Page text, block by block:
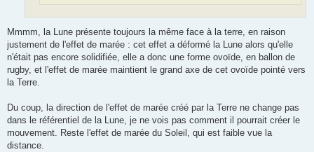
Mmmm, la Lune présente toujours la même face à la terre, en raison
justement de l'effet de marée : cet effet a déformé la Lune alors qu'elle
n'était pas encore solidifiée, elle a donc une forme ovoïde, en ballon de
rugby, et l'effet de marée maintient le grand axe de cet ovoïde pointé vers
la Terre.
Du coup, la direction de l'effet de marée créé par la Terre ne change pas
dans le référentiel de la Lune, je ne vois pas comment il pourrait créer le
mouvement. Reste l'effet de marée du Soleil, qui est faible vue la
distance.